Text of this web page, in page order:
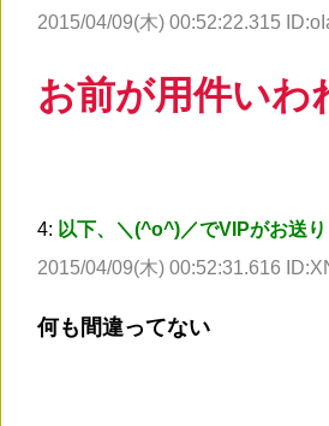
2015/04/09(木) 00:52:22.315
お前が用件いわ
4: 以下、＼(^o^)／でVIPがお送
2015/04/09(木) 00:52:31.616
何も間違ってない